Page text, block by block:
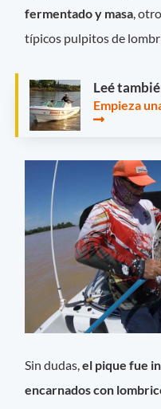
fermentado y masa ,
típicos pulpitos de
Leé
Empieza
Sin dudas,el pique fue
encarnados con